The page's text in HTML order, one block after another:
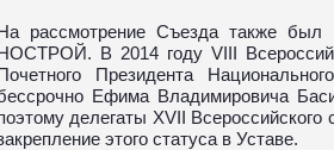
рассмотрение Съезда также был
В 2014 году VIII
Президента
Ефима Владимировича
делегаты XVII Всероссийского
этого статуса в Уставе.